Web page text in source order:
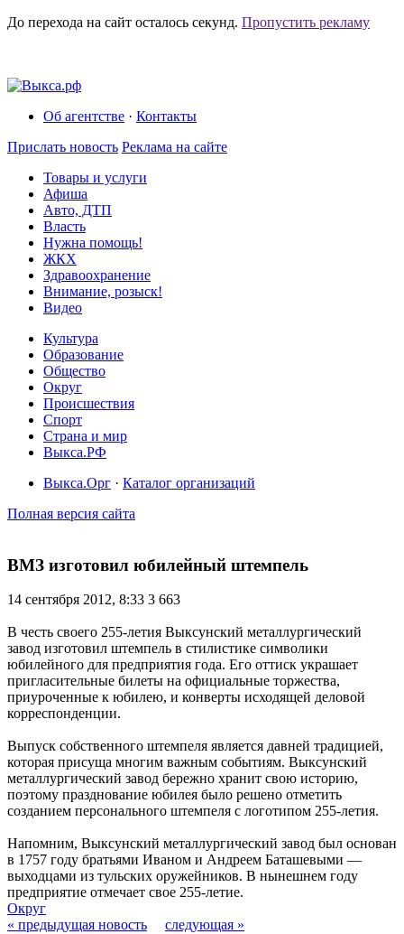
До перехода на сайт осталось секунд. Пропустить рекламу
Об агентстве · Контакты
Прислать новость Реклама на сайте
Товары и услуги
Афиша
Авто, ДТП
Власть
Нужна помощь!
ЖКХ
Здравоохранение
Внимание, розыск!
Видео
Культура
Образование
Общество
Округ
Происшествия
Спорт
Страна и мир
Выкса.РФ
Выкса.Орг · Каталог организаций
Полная версия сайта
ВМЗ изготовил юбилейный штемпель
14 сентября 2012, 8:33 3 663
В честь своего 255-летия Выксунский металлургический
завод изготовил штемпель в стилистике символики
юбилейного для предприятия года. Его оттиск украшает
пригласительные билеты на официальные торжества,
приуроченные к юбилею, и конверты исходящей деловой
корреспонденции.
Выпуск собственного штемпеля является давней традицией,
которая присуща многим важным событиям. Выксунский
металлургический завод бережно хранит свою историю,
поэтому празднование юбилея было решено отметить
созданием персонального штемпеля с логотипом 255-летия.
Напомним, Выксунский металлургический завод был основан
в 1757 году братьями Иваном и Андреем Баташевыми —
выходцами из тульских оружейников. В нынешнем году
предприятие отмечает свое 255-летие.
Округ
« предыдущая новость
следующая »